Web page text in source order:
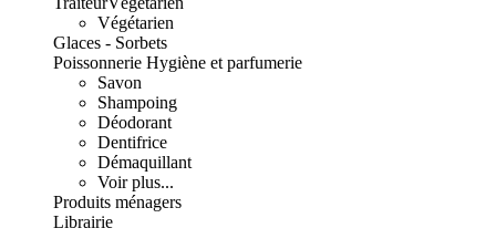
Végétarien
Glaces - Sorbets
Poissonnerie Hygiène et parfumerie
Savon
Shampoing
Déodorant
Dentifrice
Démaquillant
Voir plus...
Produits ménagers
Librairie